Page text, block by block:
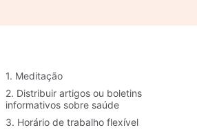
1. Meditação
2. Distribuir artigos ou boletins
informativos sobre saúde
3. Horário de trabalho flexível